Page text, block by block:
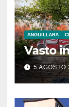
ANGUILLARA
Vasto
5